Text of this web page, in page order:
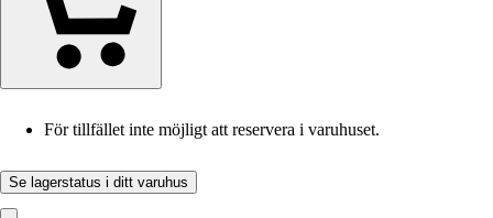
För tillfället inte möjligt att reservera i varuhuset.
Se lagerstatus i ditt varuhus